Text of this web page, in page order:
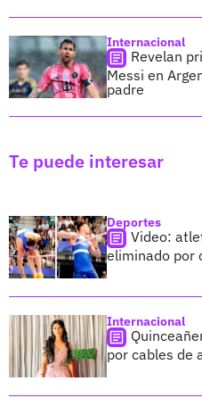
Internacional
Revelan
Messi en
padre
Te puede interesar
Deportes
Video:
eliminado por
Internacional
por cables de